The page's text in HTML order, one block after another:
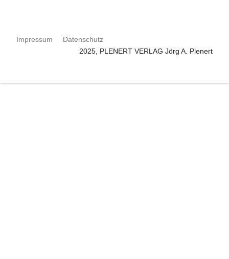
Impressum
Datenschutz
2025, PLENERT VERLAG Jörg A. Plenert